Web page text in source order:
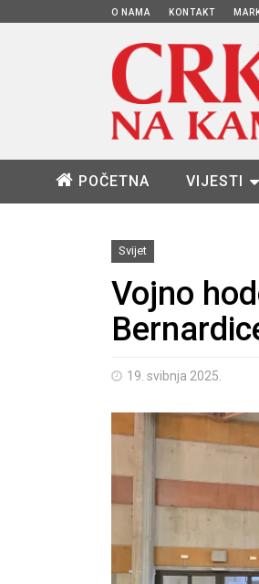
O NAMA KONTAKT
POČETNA VIJESTI
Svijet
Vojno
19. svibnja 2025.